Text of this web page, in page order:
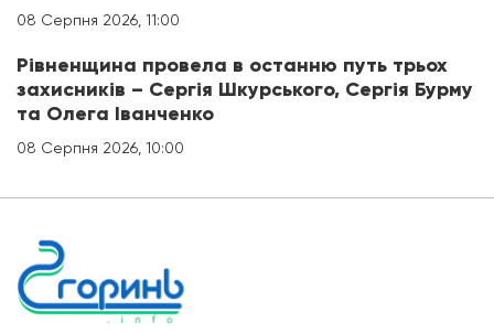
08 Серпня 2026, 11:00
Рівненщина провела в останню путь трьох
захисників – Сергія Шкурського, Сергія Бурму
та Олега Іванченко
08 Серпня 2026, 10:00